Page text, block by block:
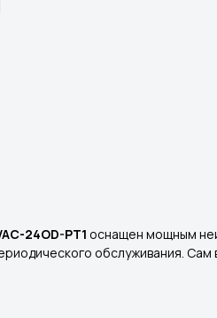
24OD-PT1 оснащен мощным
обслуживания. Сам